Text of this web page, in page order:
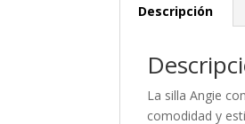
Descripción
La silla Angie
comodidad y